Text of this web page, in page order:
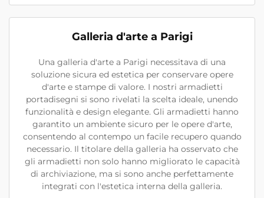
Galleria d'arte a Parigi
Una galleria d'arte a Parigi necessitava di una
soluzione sicura ed estetica per conservare opere
d'arte e stampe di valore. I nostri armadietti
portadisegni si sono rivelati la scelta ideale, unendo
funzionalità e design elegante. Gli armadietti hanno
garantito un ambiente sicuro per le opere d'arte,
consentendo al contempo un facile recupero quando
necessario. Il titolare della galleria ha osservato che
gli armadietti non solo hanno migliorato le capacità
di archiviazione, ma si sono anche perfettamente
integrati con l'estetica interna della galleria.